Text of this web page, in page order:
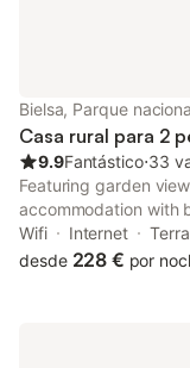
Bielsa, Parque
Casa rural para 2
9.9Fantástico⋅33
Featuring garden
accommodation with
There is a private
those who stay.
Wifi Internet
desde 228 € por